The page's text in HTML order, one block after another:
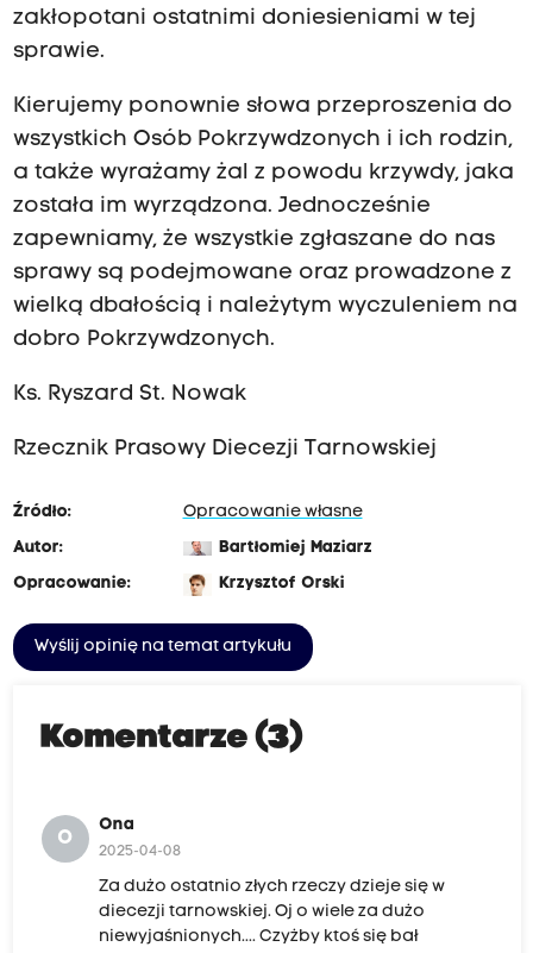
zakłopotani ostatnimi doniesieniami w tej
sprawie.
Kierujemy ponownie słowa przeproszenia do
wszystkich Osób Pokrzywdzonych i ich rodzin,
a także wyrażamy żal z powodu krzywdy, jaka
została im wyrządzona. Jednocześnie
zapewniamy, że wszystkie zgłaszane do nas
sprawy są podejmowane oraz prowadzone z
wielką dbałością i należytym wyczuleniem na
dobro Pokrzywdzonych.
Ks. Ryszard St. Nowak
Rzecznik Prasowy Diecezji Tarnowskiej
Źródło:
Opracowanie własne
Autor:
Bartłomiej Maziarz
Opracowanie:
Krzysztof Orski
Wyślij opinię na temat artykułu
Komentarze (3)
O
Ona
2025-04-08
Za dużo ostatnio złych rzeczy dzieje się w
diecezji tarnowskiej. Oj o wiele za dużo
niewyjaśnionych.... Czyżby ktoś się bał